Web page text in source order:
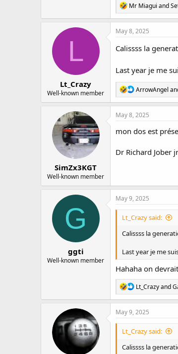
R
e
a
c
o
s
Mr Miagui and
L
Lt_Crazy
Well-known member
May 8, 2025
Calissss la
Last year je me
R
e
a
c
i
o
s
ArrowAngel
SimZx3KGT
Well-known member
May 8, 2025
mon dos est
Dr Richard Jober
G
ggti
Well-known member
May 9, 2025
Lt_Crazy said:
Calissss la
Last year je me
Hahaha on
R
e
a
c
o
s
Lt_Crazyand
May 9, 2025
Lt_Crazy said:
Calissss la